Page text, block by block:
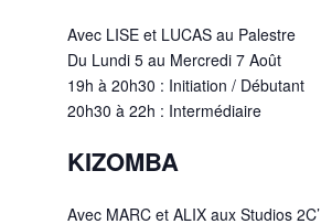
Avec LISE et LUCAS au Palestre
Du Lundi 5 au Mercredi 7 Août
19h à 20h30 : Initiation / Débutant
20h30 à 22h : Intermédiaire
KIZOMBA
Avec MARC et ALIX aux Studios 2C’